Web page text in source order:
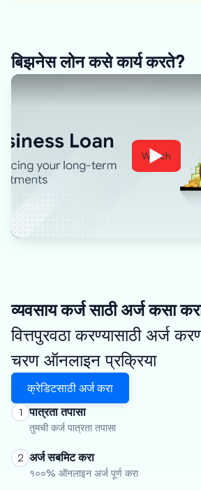
बिझनेस लोन कसे कार्य करते?
Watch
व्यवसाय कर्ज साठी अर्ज कसा
वित्तपुरवठा करण्यासाठी अर्ज
चरण ऑनलाइन प्रक्रिया
क्रेडिटसाठी अर्ज करा
1 पात्रता तपासा
तुमची कर्ज पात्रता तपासा
2 अर्ज सबमिट करा
१००% ऑनलाइन अर्ज पूर्ण करा